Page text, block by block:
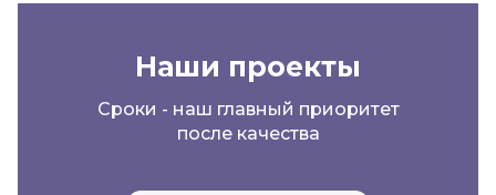
Наши проекты
Сроки - наш главный приоритет
после качества